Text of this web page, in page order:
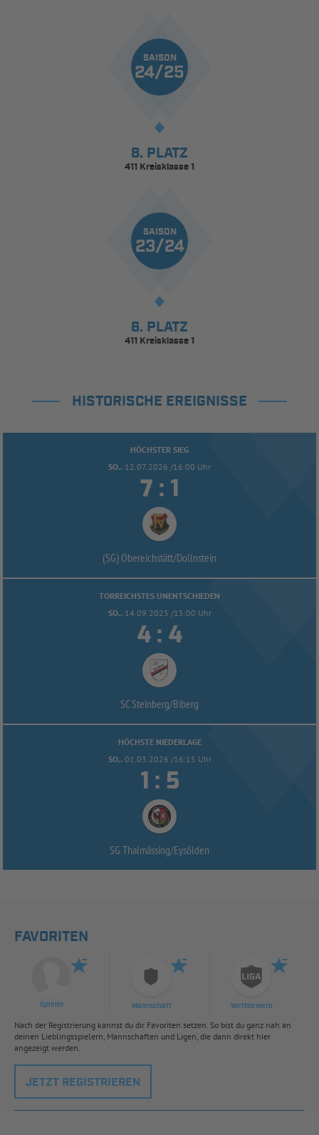
SAISON
24/25
8. PLATZ
411 Kreisklasse 1
SAISON
23/24
6. PLATZ
411 Kreisklasse 1
HISTORISCHE EREIGNISSE
HÖCHSTER SIEG
SO.. 12.07.2026 /16:00 Uhr
 : 
(SG) Obereichstätt/Dollnstein
TORREICHSTES UNENTSCHIEDEN
SO.. 14.09.2025 /15:00 Uhr
 : 
SC Steinberg/Biberg
HÖCHSTE NIEDERLAGE
SO.. 01.03.2026 /16:15 Uhr
 : 
SG Thalmässing/Eysölden
FAVORITEN
Spieler Mannschaft Wettbewerb
Nach der Registrierung kannst du dir Favoriten setzen. So bist du ganz nah an
deinen Lieblingsspielern, Mannschaften und Ligen, die dann direkt hier
angezeigt werden.
JETZT REGISTRIEREN